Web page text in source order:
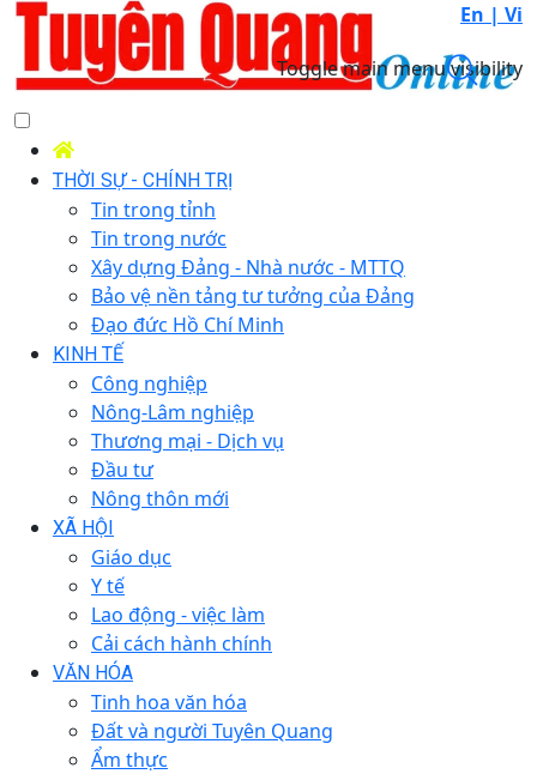
En | Vi
Toggle main menu visibility
THỜI SỰ - CHÍNH TRỊ
Tin trong tỉnh
Tin trong nước
Xây dựng Đảng - Nhà nước - MTTQ
Bảo vệ nền tảng tư tưởng của Đảng
Đạo đức Hồ Chí Minh
KINH TẾ
Công nghiệp
Nông-Lâm nghiệp
Thương mại - Dịch vụ
Đầu tư
Nông thôn mới
XÃ HỘI
Giáo dục
Y tế
Lao động - việc làm
Cải cách hành chính
VĂN HÓA
Tinh hoa văn hóa
Đất và người Tuyên Quang
Ẩm thực